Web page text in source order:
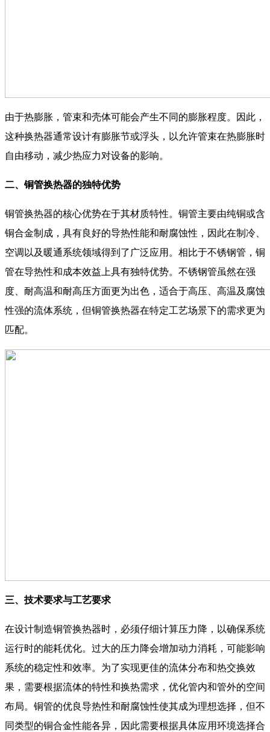
由于热膨胀，管束和壳体可能会产生不同的膨胀程度。因此，
这种换热器通常设计有膨胀节或浮头，以允许管束在热膨胀时
自由移动，减少热应力对设备的影响。
‌二、铜管换热器的独特优势‌
铜管换热器的核心优势在于其材质特性。铜管主要由纯铜或含
铜合金制成，具有良好的导热性能和耐腐蚀性，因此在制冷、
空调以及暖通系统领域得到了广泛应用。相比于不锈钢管，铜
管在导热性和成本效益上具有独特优势。不锈钢管虽然在强
度、耐高温和耐高压方面更为出色，适合于高压、高温及腐蚀
性强的流体系统，但铜管换热器在特定工艺场景下的需求更为
匹配。
三、技术要求与工艺要求
在设计制造铜管换热器时，必须仔细计算压力降，以确保系统
运行时的能耗优化。过大的压力降会增加动力消耗，可能影响
系统的稳定性和效率。为了实现更佳的流体分布和热交换效
果，需要根据流体的特性和换热需求，优化管内和管外的空间
布局。铜管的优良导热性和耐腐蚀性使其成为理想选择，但不
同类型的铜合金性能各异，因此需要根据具体应用环境选择合